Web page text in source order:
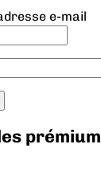
e-mail
prémium